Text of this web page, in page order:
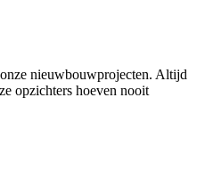
nieuwbouwprojecten. Altijd
opzichters hoeven nooit